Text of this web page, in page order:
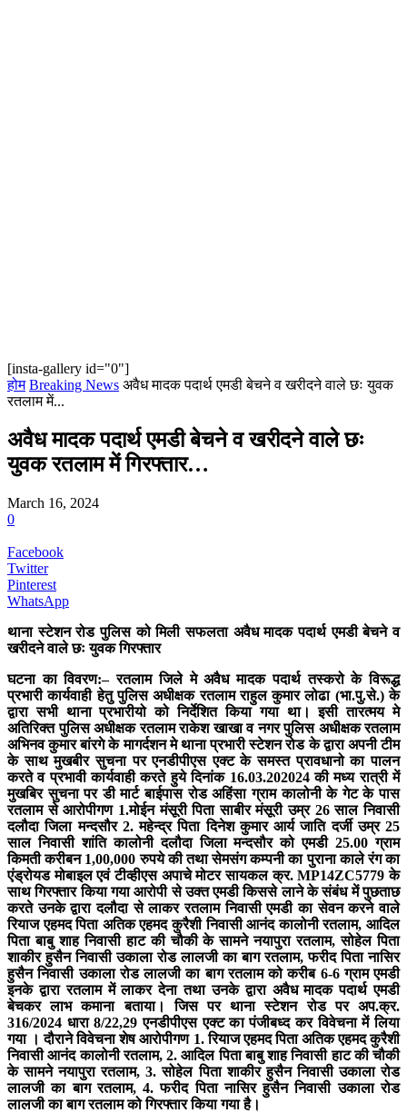
[insta-gallery id="0"]
होम Breaking News अवैध मादक पदार्थ एमडी बेचने व खरीदने वाले छः युवक
रतलाम में...
अवैध मादक पदार्थ एमडी बेचने व खरीदने वाले छः
युवक रतलाम में गिरफ्तार…
March 16, 2024
0
Facebook
Twitter
Pinterest
WhatsApp
थाना स्टेशन रोड पुलिस को मिली सफलता अवैध मादक पदार्थ एमडी बेचने व
खरीदने वाले छः युवक गिरफ्तार
घटना का विवरण:– रतलाम जिले मे अवैध मादक पदार्थ तस्करो के विरूद्ध
प्रभारी कार्यवाही हेतु पुलिस अधीक्षक रतलाम राहुल कुमार लोढा (भा.पु.से.) के
द्वारा सभी थाना प्रभारीयो को निर्देशित किया गया था। इसी तारत्मय मे
अतिरिक्त पुलिस अधीक्षक रतलाम राकेश खाखा व नगर पुलिस अधीक्षक रतलाम
अभिनव कुमार बांरगे के मागर्दशन मे थाना प्रभारी स्टेशन रोड के द्वारा अपनी टीम
के साथ मुखबीर सुचना पर एनडीपीएस एक्ट के समस्त प्रावधानो का पालन
करते व प्रभावी कार्यवाही करते हुये दिनांक 16.03.202024 की मध्य रात्री में
मुखबिर सुचना पर डी मार्ट बाईपास रोड अहिंसा ग्राम कालोनी के गेट के पास
रतलाम से आरोपीगण 1.मोईन मंसूरी पिता साबीर मंसूरी उम्र 26 साल निवासी
दलौदा जिला मन्दसौर 2. महेन्द्र पिता दिनेश कुमार आर्य जाति दर्जी उम्र 25
साल निवासी शांति कालोनी दलौदा जिला मन्दसौर को एमडी 25.00 ग्राम
किमती करीबन 1,00,000 रुपये की तथा सेमसंग कम्पनी का पुराना काले रंग का
एंड्रोयड मोबाइल एवं टीव्हीएस अपाचे मोटर सायकल क्र. MP14ZC5779 के
साथ गिरफ्तार किया गया आरोपी से उक्त एमडी किससे लाने के संबंध में पुछताछ
करते उनके द्वारा दलौदा से लाकर रतलाम निवासी एमडी का सेवन करने वाले
रियाज एहमद पिता अतिक एहमद कुरैशी निवासी आनंद कालोनी रतलाम, आदिल
पिता बाबु शाह निवासी हाट की चौकी के सामने नयापुरा रतलाम, सोहेल पिता
शाकीर हुसैन निवासी उकाला रोड लालजी का बाग रतलाम, फरीद पिता नासिर
हुसैन निवासी उकाला रोड लालजी का बाग रतलाम को करीब 6-6 ग्राम एमडी
इनके द्वारा रतलाम में लाकर देना तथा उनके द्वारा अवैध मादक पदार्थ एमडी
बेचकर लाभ कमाना बताया। जिस पर थाना स्टेशन रोड पर अप.क्र.
316/2024 धारा 8/22,29 एनडीपीएस एक्ट का पंजीबध्द कर विवेचना में लिया
गया । दौराने विवेचना शेष आरोपीगण 1. रियाज एहमद पिता अतिक एहमद कुरैशी
निवासी आनंद कालोनी रतलाम, 2. आदिल पिता बाबु शाह निवासी हाट की चौकी
के सामने नयापुरा रतलाम, 3. सोहेल पिता शाकीर हुसैन निवासी उकाला रोड
लालजी का बाग रतलाम, 4. फरीद पिता नासिर हुसैन निवासी उकाला रोड
लालजी का बाग रतलाम को गिरफ्तार किया गया है।